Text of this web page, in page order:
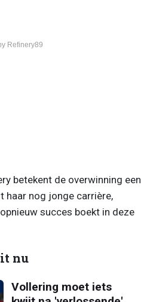
Refinery89
betekent de overwinning een
haar nog jonge carrière,
succes boekt in deze
nu
Vollering moet iets